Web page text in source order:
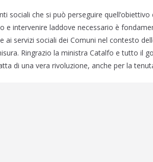
sociali che si può perseguire
e intervenire laddove necessario è
ai servizi sociali dei Comuni nel contesto
Ringrazio la ministra Catalfo e tutto il
di una vera rivoluzione, anche per la